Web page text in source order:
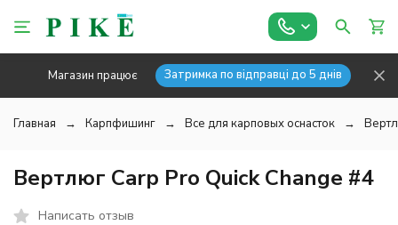
Магазин працює Затримка по відправці до 5 днів
Главная Карпфишинг Все для карповых оснасток
Вертлюг Carp Pro Quick Change #4
Написать отзыв